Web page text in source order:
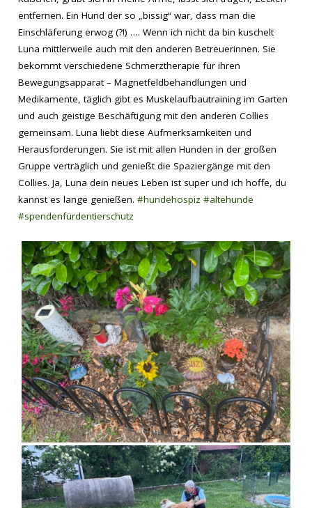
entfernen. Ein Hund der so „bissig“ war, dass man die
Einschläferung erwog (?!) …. Wenn ich nicht da bin kuschelt
Luna mittlerweile auch mit den anderen Betreuerinnen. Sie
bekommt verschiedene Schmerztherapie für ihren
Bewegungsapparat – Magnetfeldbehandlungen und
Medikamente, täglich gibt es Muskelaufbautraining im Garten
und auch geistige Beschäftigung mit den anderen Collies
gemeinsam. Luna liebt diese Aufmerksamkeiten und
Herausforderungen. Sie ist mit allen Hunden in der großen
Gruppe verträglich und genießt die Spaziergänge mit den
Collies. Ja, Luna dein neues Leben ist super und ich hoffe, du
kannst es lange genießen.#hundehospiz #altehunde
#spendenfürdentierschutz